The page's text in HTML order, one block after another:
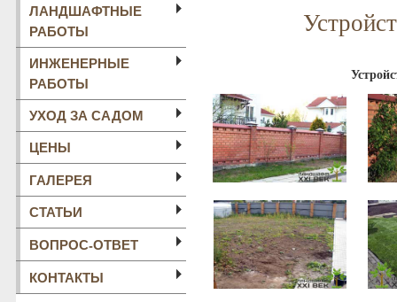
ЛАНДШАФТНЫЕ
РАБОТЫ
ИНЖЕНЕРНЫЕ
РАБОТЫ
УХОД ЗА САДОМ
ЦЕНЫ
ГАЛЕРЕЯ
СТАТЬИ
ВОПРОС-ОТВЕТ
КОНТАКТЫ